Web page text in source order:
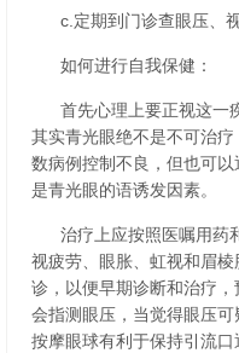
c.定期到门诊查眼压、视
如何进行自我保健：
首先心理上要正视这一
其实青光眼绝不是不可治
数病例控制不良，但也可
是青光眼的语诱发因素。
治疗上应按照医嘱用药
视疲劳、眼胀、虹视和眉
诊，以便早期诊断和治疗
会指测眼压，当觉得眼压
按摩眼球有利于保持引流口